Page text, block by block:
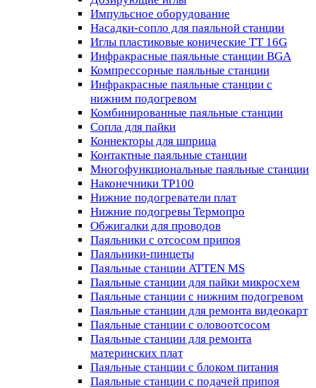
Импульсное оборудование
Насадки-сопло для паяльной станции
Иглы пластиковые конические TT 16G
Инфракрасные паяльные станции BGA
Компрессорные паяльные станции
Инфракрасные паяльные станции с
нижним подогревом
Комбинированные паяльные станции
Сопла для пайки
Коннекторы для шприца
Контактные паяльные станции
Многофункциональные паяльные станции
Наконечники TP100
Нижние подогреватели плат
Нижние подогревы Термопро
Обжигалки для проводов
Паяльники с отсосом припоя
Паяльники-пинцеты
Паяльные станции ATTEN MS
Паяльные станции для пайки микросхем
Паяльные станции с нижним подогревом
Паяльные станции для ремонта видеокарт
Паяльные станции с оловоотсосом
Паяльные станции для ремонта
материнских плат
Паяльные станции с блоком питания
Паяльные станции с подачей припоя